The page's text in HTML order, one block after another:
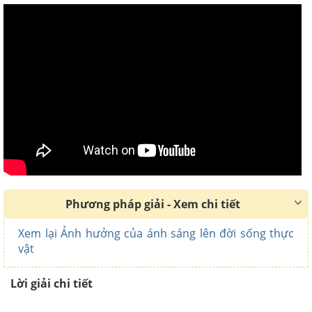
Phương pháp giải - Xem chi tiết
Xem lại Ảnh hưởng của ánh sáng lên đời sống thực
vật
Lời giải chi tiết